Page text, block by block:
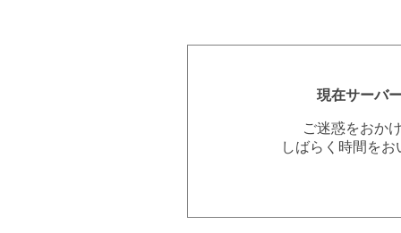
現在サーバ
ご迷惑をおか
しばらく時間を